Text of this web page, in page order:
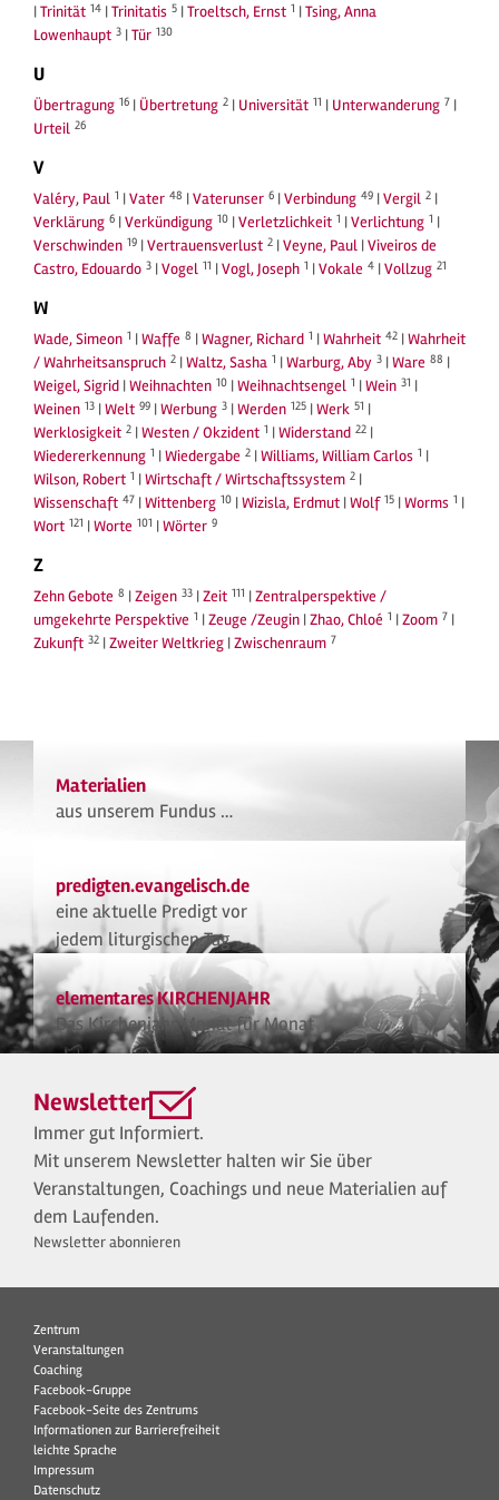
|Trinität 14 |Trinitatis 5 |Troeltsch, Ernst 1 |Tsing, Anna
Lowenhaupt 3 |Tür 130
U
Übertragung 16 | Übertretung 2 | Universität 11 | Unterwanderung 7 |
Urteil 26
V
Valéry, Paul 1 |Vater 48 |Vaterunser 6 |Verbindung 49 |Vergil 2 |
Verklärung 6 |Verkündigung 10 |Verletzlichkeit 1 |Verlichtung 1 |
Verschwinden 19 |Vertrauensverlust 2 |Veyne, Paul |Viveiros de
Castro, Edouardo 3 |Vogel 11 |Vogl, Joseph 1 |Vokale 4 |Vollzug 21
W
Wade, Simeon 1 |Waffe 8 |Wagner, Richard 1 |Wahrheit 42 |Wahrheit
/ Wahrheitsanspruch 2 |Waltz, Sasha 1 |Warburg, Aby 3 |Ware 88 |
Weigel, Sigrid |Weihnachten 10 |Weihnachtsengel 1 |Wein 31 |
Weinen 13 |Welt 99 |Werbung 3 |Werden 125 |Werk 51 |
Werklosigkeit 2 |Westen / Okzident 1 |Widerstand 22 |
Wiedererkennung 1 |Wiedergabe 2 |Williams, William Carlos 1 |
Wilson, Robert 1 |Wirtschaft / Wirtschaftssystem 2 |
Wissenschaft 47 |Wittenberg 10 |Wizisla, Erdmut |Wolf 15 |Worms 1 |
Wort 121 |Worte 101 |Wörter 9
Z
Zehn Gebote 8 |Zeigen 33 |Zeit 111 |Zentralperspektive /
umgekehrte Perspektive 1 |Zeuge /Zeugin |Zhao, Chloé 1 |Zoom 7 |
Zukunft 32 |Zweiter Weltkrieg |Zwischenraum 7
Materialien
aus unserem Fundus …
predigten.evangelisch.de
eine aktuelle Predigt vor
jedem liturgischen Tag
elementares KIRCHENJAHR
Das Kirchenjahr Monat für Monat
Newsletter
Immer gut Informiert.
Mit unserem Newsletter halten wir Sie über
Veranstaltungen, Coachings und neue Materialien auf
dem Laufenden.
Newsletter abonnieren
Zentrum
Veranstaltungen
Coaching
Facebook-Gruppe
Facebook-Seite des Zentrums
Informationen zur Barrierefreiheit
leichte Sprache
Impressum
Datenschutz